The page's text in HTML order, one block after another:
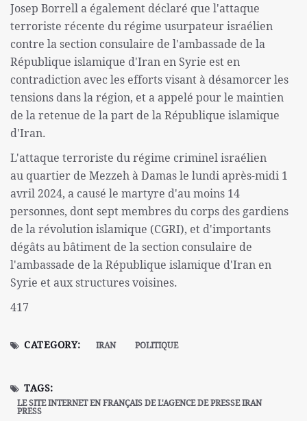
Josep Borrell a également déclaré que l'attaque
terroriste récente du régime usurpateur israélien
contre la section consulaire de l'ambassade de la
République islamique d'Iran en Syrie est en
contradiction avec les efforts visant à désamorcer les
tensions dans la région, et a appelé pour le maintien
de la retenue de la part de la République islamique
d'Iran.
L'attaque terroriste du régime criminel israélien
au quartier de Mezzeh à Damas le lundi après-midi 1
avril 2024, a causé le martyre d'au moins 14
personnes, dont sept membres du corps des gardiens
de la révolution islamique (CGRI), et d'importants
dégâts au bâtiment de la section consulaire de
l'ambassade de la République islamique d'Iran en
Syrie et aux structures voisines.
417
CATEGORY: IRAN POLITIQUE
TAGS:
LE SITE INTERNET EN FRANÇAIS DE L'AGENCE DE PRESSE IRAN
PRESS